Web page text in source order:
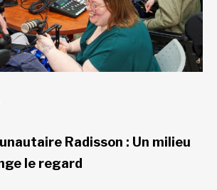
Radisson : Un milieu
le regard